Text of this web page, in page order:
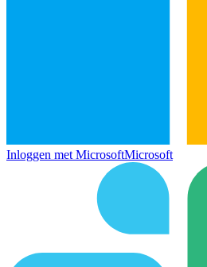
Inloggen met MicrosoftMicrosoft